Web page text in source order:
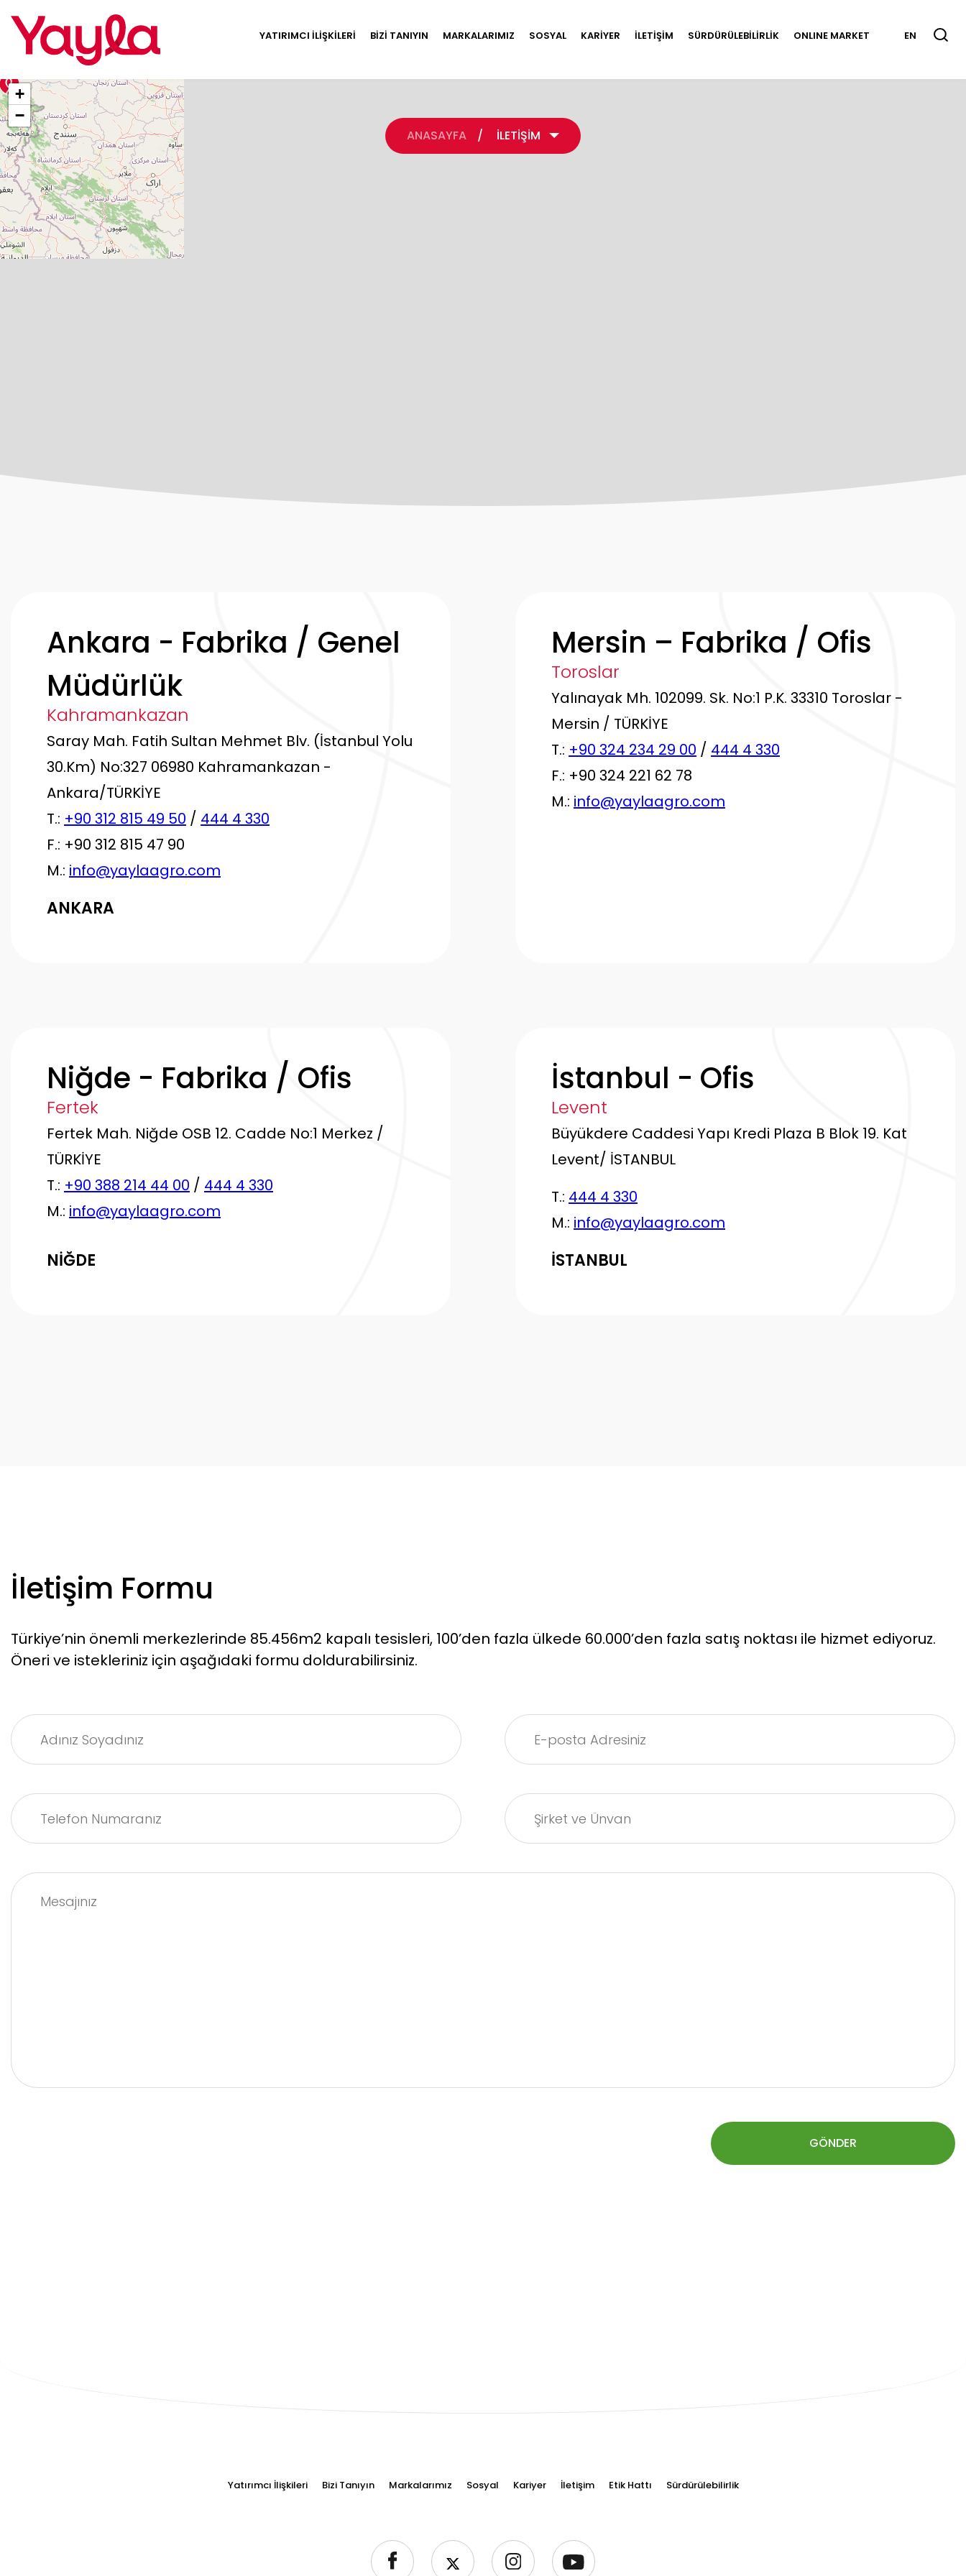
YATIRIMCI İLİŞKİLERİ BİZİ TANIYIN MARKALARIMIZ SOSYAL KARİYER İLETİŞİM SÜRDÜRÜLEBİLİRLİK ONLINE MARKET EN
ANASAYFA / İLETİŞİM
+
−
Ankara - Fabrika / Genel
Müdürlük
Kahramankazan
Saray Mah. Fatih Sultan Mehmet Blv. (İstanbul Yolu
30.Km) No:327 06980 Kahramankazan -
Ankara/TÜRKİYE
T.: +90 312 815 49 50 / 444 4 330
F.: +90 312 815 47 90
M.: info@yaylaagro.com
ANKARA
Mersin – Fabrika / Ofis
Toroslar
Yalınayak Mh. 102099. Sk. No:1 P.K. 33310 Toroslar -
Mersin / TÜRKİYE
T.: +90 324 234 29 00 / 444 4 330
F.: +90 324 221 62 78
M.: info@yaylaagro.com
Niğde - Fabrika / Ofis
Fertek
Fertek Mah. Niğde OSB 12. Cadde No:1 Merkez /
TÜRKİYE
T.: +90 388 214 44 00 / 444 4 330
M.: info@yaylaagro.com
NİĞDE
İstanbul - Ofis
Levent
Büyükdere Caddesi Yapı Kredi Plaza B Blok 19. Kat
Levent/ İSTANBUL
T.: 444 4 330
M.: info@yaylaagro.com
İSTANBUL
İletişim Formu
Türkiye’nin önemli merkezlerinde 85.456m2 kapalı tesisleri, 100’den fazla ülkede 60.000’den fazla satış noktası ile hizmet ediyoruz.
Öneri ve istekleriniz için aşağıdaki formu doldurabilirsiniz.
GÖNDER
Yatırımcı İlişkileri Bizi Tanıyın Markalarımız Sosyal Kariyer İletişim Etik Hattı Sürdürülebilirlik